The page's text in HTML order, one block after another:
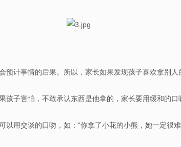
预计事情的后果。所以，家长如果发现孩子喜欢拿别
子害怕，不敢承认东西是他拿的，家长要用缓和的口
用交谈的口吻，如：“你拿了小花的小熊，她一定很